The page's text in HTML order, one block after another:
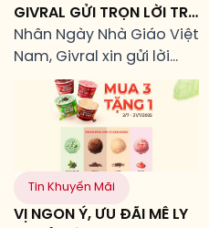
GIVRAL GỬI TRỌN LỜI TRI
ÂN 20/11
Nhân Ngày Nhà Giáo Việt
Nam, Givral xin gửi lời
cảm ơn sâu sắc đến
những thầy cô đã dìu
dắt, truyền cảm hứng và
đồng hành cùng biết
bao thế hệ học sinh trên
hành trình trưởng
thành.Những chiếc bánh
Tin Khuyến Mãi
VỊ NGON Ý, ƯU ĐÃI MÊ LY